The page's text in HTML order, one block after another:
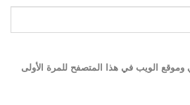
وموقع الويب في هذا المتصفح للمرة الأولى